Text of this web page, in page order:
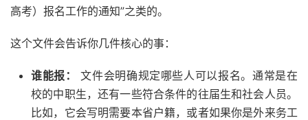
高考）报名工作的通知”之类的。
这个文件会告诉你几件核心的事：
谁能报：
文件会明确规定哪些人可以报名。通常是在
校的中职生，还有一些符合条件的往届生和社会人员。
比如，它会写明需要本省户籍，或者如果你是外来务工